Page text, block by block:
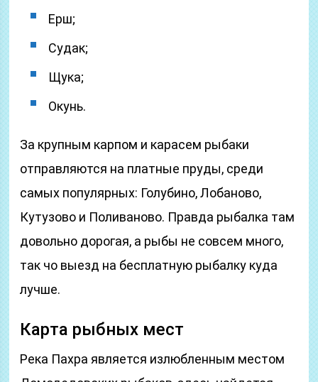
Ерш;
Судак;
Щука;
Окунь.
За крупным карпом и карасем рыбаки
отправляются на платные пруды, среди
самых популярных: Голубино, Лобаново,
Кутузово и Поливаново. Правда рыбалка там
довольно дорогая, а рыбы не совсем много,
так чо выезд на бесплатную рыбалку куда
лучше.
Карта рыбных мест
Река Пахра является излюбленным местом